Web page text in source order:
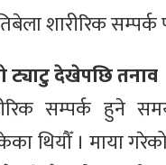
शारीरिक सम्पर्क
ट्याटु देखेपछि तनाव
सम्पर्क हुने
थियौँ । माया